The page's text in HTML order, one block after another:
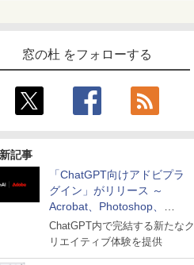
窓の杜 をフォローする
記事
「ChatGPT向けアドビプラ
グイン」がリリース ～
Acrobat、Photoshop、
Premiereなどの機能を1つの
プラグインに統合
ChatGPT内で完結する新たなク
リエイティブ体験を提供